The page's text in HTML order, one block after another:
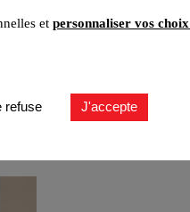
et personnaliser vos
refuse J'accepte